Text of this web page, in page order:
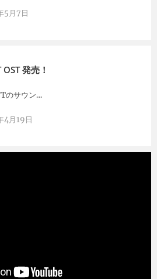
5月7日
発売！
のサウン…
4月19日